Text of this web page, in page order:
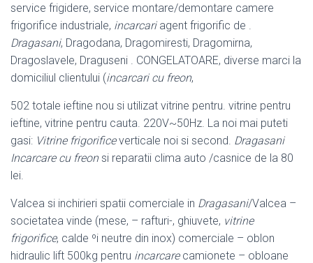
service frigidere, service montare/demontare camere
frigorifice industriale, incarcariagent frigorific de .
Dragasani, Dragodana, Dragomiresti, Dragomirna,
Dragoslavele, Draguseni . CONGELATOARE, diverse marci la
domiciliul clientului (incarcari cu freon,
502 totale ieftine nou si utilizat vitrine pentru. vitrine pentru
ieftine, vitrine pentru cauta. 220V~50Hz. La noi mai puteti
gasi: Vitrine frigorificeverticale noi si second. Dragasani
Incarcare cu freonsi reparatii clima auto /casnice de la 80
lei.
Valcea si inchirieri spatii comerciale in Dragasani/Valcea –
societatea vinde (mese, – rafturi-, ghiuvete, vitrine
frigorifice, calde ºi neutre din inox) comerciale – oblon
hidraulic lift 500kg pentru incarcarecamionete – obloane